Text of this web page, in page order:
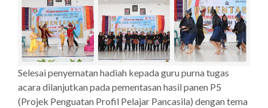
Selesai penyematan hadiah kepada guru purna tugas
acara dilanjutkan pada pementasan hasil panen P5
(Projek Penguatan Profil Pelajar Pancasila) dengan tema